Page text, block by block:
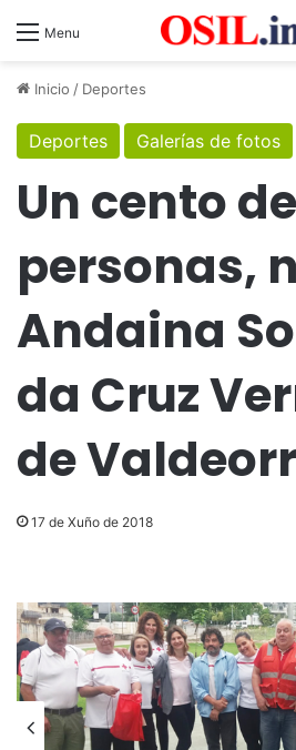
Menu
Inicio / Deportes
Deportes Galerías de fotos
Un cento de
personas,
Andaina
da Cruz
de
17 de Xuño de 2018